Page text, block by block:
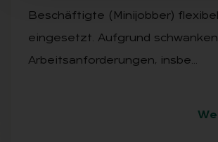
Beschäftigte (Minijobber) flexibel
eingesetzt. Aufgrund
Arbeitsanforderungen, insbe…